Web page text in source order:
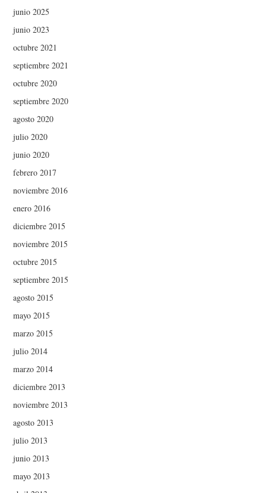
junio 2025
junio 2023
octubre 2021
septiembre 2021
octubre 2020
septiembre 2020
agosto 2020
julio 2020
junio 2020
febrero 2017
noviembre 2016
enero 2016
diciembre 2015
noviembre 2015
octubre 2015
septiembre 2015
agosto 2015
mayo 2015
marzo 2015
julio 2014
marzo 2014
diciembre 2013
noviembre 2013
agosto 2013
julio 2013
junio 2013
mayo 2013